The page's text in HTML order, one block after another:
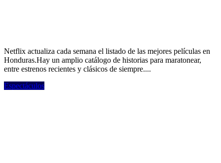
Netflix actualiza cada semana el listado de las mejores películas en
Honduras.Hay un amplio catálogo de historias para maratonear,
entre estrenos recientes y clásicos de siempre....
Espectáculos